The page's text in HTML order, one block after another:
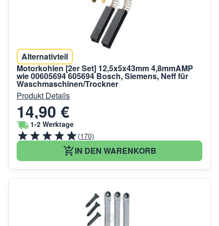
Alternativteil
Motorkohlen [2er Set] 12,5x5x43mm 4,8mmAMP
wie 00605694 605694 Bosch, Siemens, Neff für
Waschmaschinen/Trockner
Produkt Details
14,90 €
1-2 Werktage
(170)
IN DEN WARENKORB